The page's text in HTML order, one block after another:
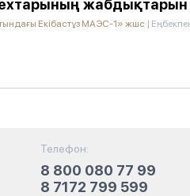
жабдықтарын
Екібастұз МАЭС-1» жшс |
Телефон:
8 800 080 77 99
8 7172 799 599